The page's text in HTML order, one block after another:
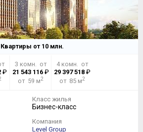
Квартиры от 10 млн.
₽
3 комн. от
21 543 116₽
от 59 м2
4 комн. от
29 397 518 ₽
от 85 м2
Класс жилья
Бизнес-класс
Компания
Level Group